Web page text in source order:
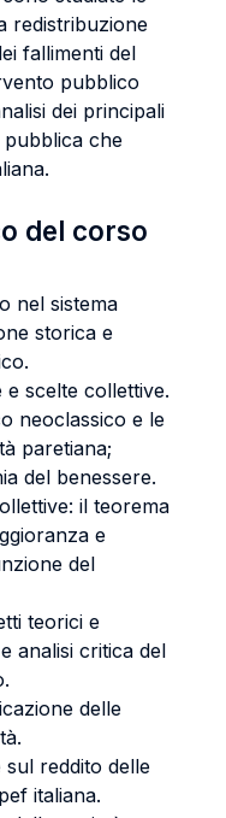
redistribuzione
fallimenti del
pubblico
dei principali
che
del corso
nel sistema
storica e
e scelte collettive.
neoclassico e le
paretiana;
del benessere.
il teorema
e
del
teorici e
analisi critica del
delle
reddito delle
italiana.